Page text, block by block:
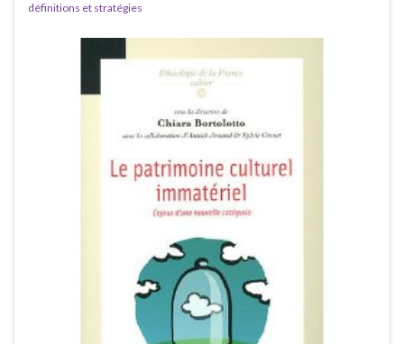
définitions et stratégies